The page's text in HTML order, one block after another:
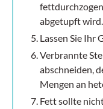
abgetupft wird.
Lassen Sie Ihr
Verbrannte
abschneiden,
Mengen an
Fett sollte